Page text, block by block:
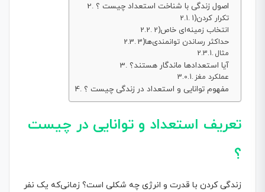
اصول زندگی با شناخت استعداد چیست ؟
1)تکرار کردن
2)انتخاب زمینه‌ای خاص
3)حداکثر رساندن توانمندی‌ها
مثال
آیا استعدادها ماندگار هستند؟
عملکرد مغز
مفهوم توانایی و استعداد در زندگی چیست ؟
تعریف استعداد و توانایی در چیست
؟
زندگی کردن با قدرت و انرژی چه شکلی است؟ زمانی‌که یک نفر